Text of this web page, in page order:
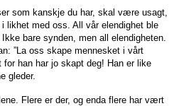
som kanskje du har, skal være usagt,
likhet med oss. All vår elendighet ble
bare synden, men all elendigheten.
”La oss skape mennesket i vårt
for han har jo skapt deg! Han er like
gleder.
Flere er der, og enda flere har vært